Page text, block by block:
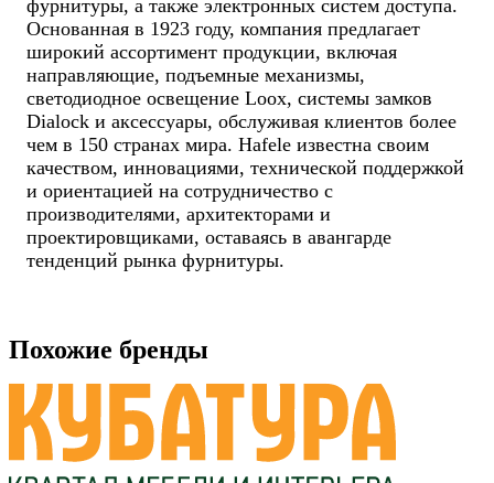
фурнитуры, а также электронных систем доступа.
Основанная в 1923 году, компания предлагает
широкий ассортимент продукции, включая
направляющие, подъемные механизмы,
светодиодное освещение Loox, системы замков
Dialock и аксессуары, обслуживая клиентов более
чем в 150 странах мира. Hafele известна своим
качеством, инновациями, технической поддержкой
и ориентацией на сотрудничество с
производителями, архитекторами и
проектировщиками, оставаясь в авангарде
тенденций рынка фурнитуры.
Похожие бренды